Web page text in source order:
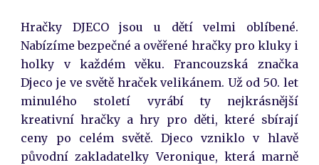
Hračky DJECO jsou u dětí velmi oblíbené.
Nabízíme bezpečné a ověřené hračky pro kluky i
holky v každém věku. Francouzská značka
Djeco je ve světě hraček velikánem. Už od 50. let
minulého století vyrábí ty nejkrásnější
kreativní hračky a hry pro děti, které sbírají
ceny po celém světě. Djeco vzniklo v hlavě
původní zakladatelky Veronique, která marně